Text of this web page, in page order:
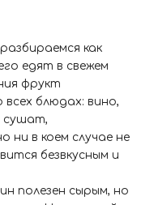
как
едят в свежем
фрукт
блюдах: вино,
сушат,
ни в коем случае не
безвкусным и
полезен сырым, но